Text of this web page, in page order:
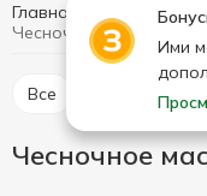
Ими
Главная
Чесночное масло
Все Альфальфа
Чесночное